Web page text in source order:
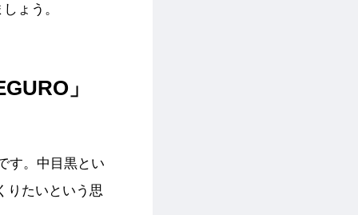
ょう。
」
す。中目黒とい
りたいという思